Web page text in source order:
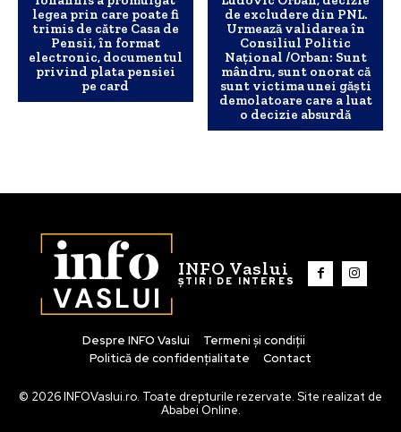
legea prin care poate fi
trimis de către Casa de
Pensii, în format
electronic, documentul
privind plata pensiei
pe card
de excludere din PNL.
Urmează validarea în
Consiliul Politic
Naţional /Orban: Sunt
mândru, sunt onorat că
sunt victima unei găşti
demolatoare care a luat
o decizie absurdă
INFO Vaslui
ȘTIRI DE INTERES
Despre INFO Vaslui
Termeni și condiții
Politică de confidențialitate
Contact
© 2026 INFOVaslui.ro. Toate drepturile rezervate. Site realizat de
Ababei Online.